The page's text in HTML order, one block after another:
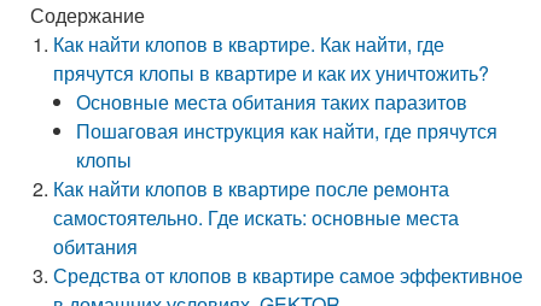
Содержание
Как найти клопов в квартире. Как найти, где
прячутся клопы в квартире и как их уничтожить?
Основные места обитания таких паразитов
Пошаговая инструкция как найти, где прячутся
клопы
Как найти клопов в квартире после ремонта
самостоятельно. Где искать: основные места
обитания
Средства от клопов в квартире самое эффективное